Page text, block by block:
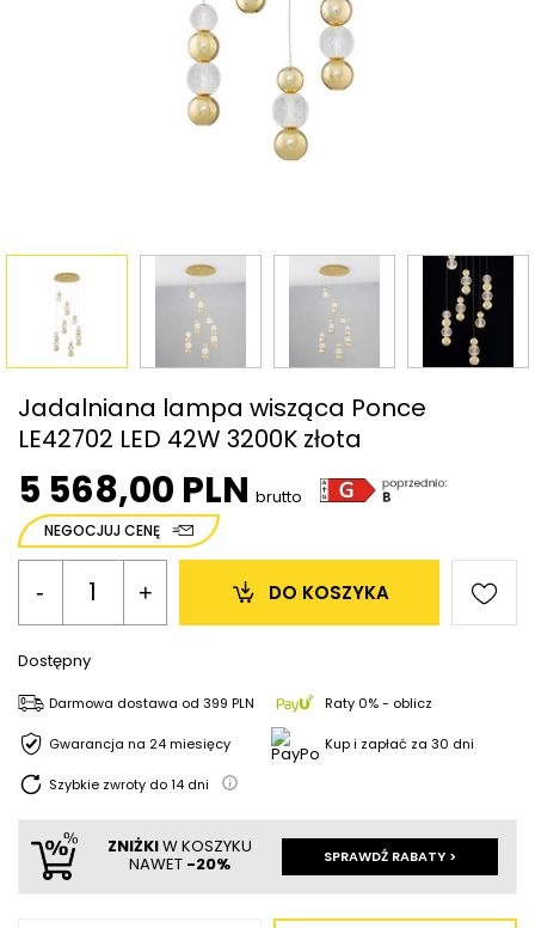
Jadalniana lampa wisząca Ponce
LE42702 LED 42W 3200K złota
5 568,00 PLN brutto
NEGOCJUJ CENĘ
- + DO KOSZYKA
Dostępny
Darmowa dostawa od 399 PLN Raty 0% - oblicz
Gwarancja na 24 miesięcy Kup i zapłać za 30 dni
Szybkie zwroty do14 dni
ZNIŻKIW KOSZYKU
NAWET -20% SPRAWDŹ RABATY >